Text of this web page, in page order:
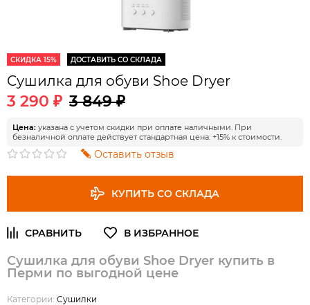
СКИДКА 15% ДОСТАВИТЬ СО СКЛАДА
Сушилка для обуви Shoe Dryer
3 290 ₽ 3 849 ₽
Цена: указана с учетом скидки при оплате наличными. При
безналичной оплате действует стандартная цена: +15% к стоимости.
Оставить отзыв
КУПИТЬ СО СКЛАДА
Сушилка для обуви Shoe Dryer купить в
Перми по выгодной цене
Категории: Сушилки